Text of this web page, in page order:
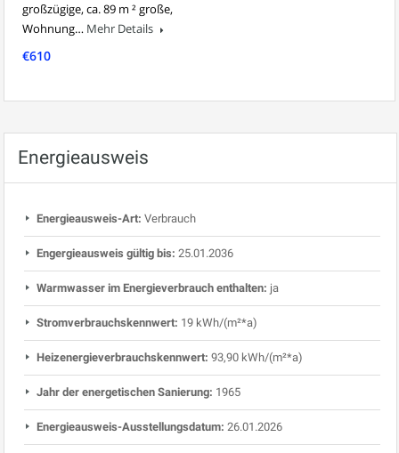
großzügige, ca. 89 m ² große,
Wohnung… Mehr Details
€610
Energieausweis
Energieausweis-Art: Verbrauch
Engergieausweis gültig bis: 25.01.2036
Warmwasser im Energieverbrauch enthalten: ja
Stromverbrauchskennwert: 19 kWh/(m²*a)
Heizenergieverbrauchskennwert: 93,90 kWh/(m²*a)
Jahr der energetischen Sanierung: 1965
Energieausweis-Ausstellungsdatum: 26.01.2026